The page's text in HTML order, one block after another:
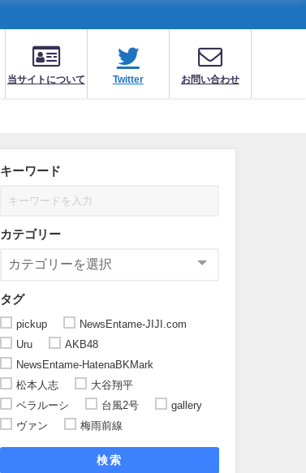
当サイトについて Twitter お問い合わせ
キーワード
カテゴリー
タグ
pickup
NewsEntame-JIJI.com
Uru
AKB48
NewsEntame-HatenaBKMark
松本人志
大谷翔平
ベラルーシ
台風2号
gallery
ヴァン
梅雨前線
検索